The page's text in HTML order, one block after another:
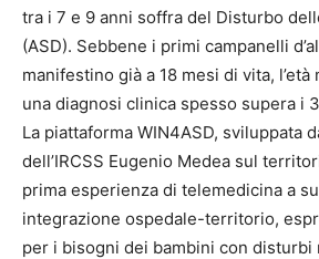
tra i 7 e 9 anni soffra del Disturbo
(ASD). Sebbene i primi campanelli
manifestino già a 18 mesi di vita,
una diagnosi clinica spesso supera i
La piattaforma WIN4ASD, sviluppata
dell’IRCSS Eugenio Medea sul
prima esperienza di telemedicina a
integrazione ospedale-territorio,
per i bisogni dei bambini con disturbi